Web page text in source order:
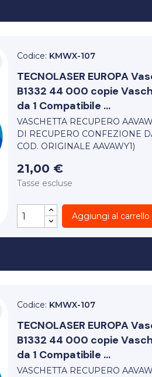
Codice: KMWX-107
TECNOLASER EUROPA
B1332 44 000 copie
da 1 Compatibile ...
VASCHETTA RECUPERO
DI RECUPERO CONFEZIONE
COD. ORIGINALE AAVAWY1)
21,00 €
Tasse escluse
Aggiungi al carrello
Codice: KMWX-107
TECNOLASER EUROPA
B1332 44 000 copie
da 1 Compatibile ...
VASCHETTA RECUPERO